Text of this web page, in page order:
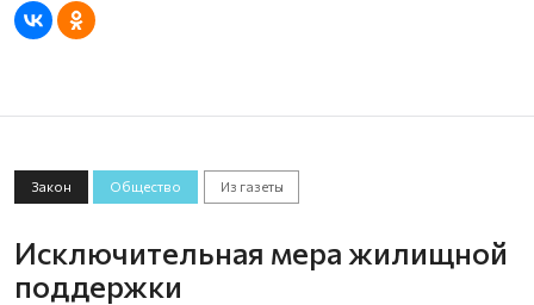
Закон Общество Из газеты
Исключительная мера жилищной
поддержки